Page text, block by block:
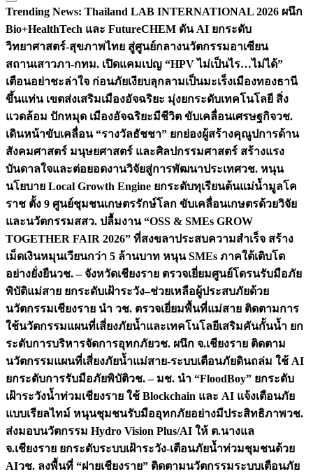
Trending News: Thailand LAB INTERNATIONAL 2026 ผนึก
Bio+HealthTech และ FutureCHEM ดัน AI ยกระดับ
วิทยาศาสตร์-สุขภาพไทย สู่ศูนย์กลางนวัตกรรมอาเซียน
สถานเสาวภา-กทม. เปิดแคมเปญ “HPV ไม่เป็นไร…ไม่ได้”
เตือนอย่าชะล่าใจ ก่อนภัยเงียบลุกลามเป็นมะเร็งเมืองทองธานี
ขึ้นแท่น เขตส่งเสริมเมืองอัจฉริยะ มุ่งยกระดับเทคโนโลยี สิ่ง
แวดล้อม ปักหมุด เมืองอัจฉริยะมีชีวิต ขับเคลื่อนเศรษฐกิจวช.
เดินหน้าขับเคลื่อน “รางวัลธัชชา” ยกย่องผู้สร้างคุณูปการด้าน
สังคมศาสตร์ มนุษยศาสตร์ และศิลปกรรมศาสตร์ สร้างแรง
บันดาลใจและต่อยอดงานวิจัยสู่การพัฒนาประเทศวช. หนุน
นโยบาย Local Growth Engine ยกระดับทุเรียนต้นแม่น้ำมูลโค
ราช ตั้ง 9 ศูนย์ชุมชนเกษตรรักษ์โลก ขับเคลื่อนเกษตรด้วยวิจัย
และนวัตกรรมสสว. ปลื้มงาน “OSS & SMEs GROW
TOGETHER FAIR 2026” ที่สงขลาประสบความสำเร็จ สร้าง
เม็ดเงินหมุนเวียนกว่า 5 ล้านบาท หนุน SMEs ภาคใต้เติบโต
อย่างยั่งยืนวช. – จังหวัดเชียงราย ตรวจเยี่ยมศูนย์โดรนรับมือภัย
พิบัติแม่สาย ยกระดับเฝ้าระวัง–ช่วยเหลือผู้ประสบภัยด้วย
นวัตกรรมเชียงราย นำ วช. ตรวจเยี่ยมพื้นที่แม่สาย ติดตามการ
ใช้นวัตกรรมแผนที่เสี่ยงภัยน้ำและเทคโนโลยีเสริมคันกั้นน้ำ ยก
ระดับการบริหารจัดการอุทกภัยวช. ผนึก จ.เชียงราย ติดตาม
นวัตกรรมแผนที่เสี่ยงภัยน้ำแม่สาย-ระบบเตือนภัยดินถล่ม ใช้ AI
ยกระดับการรับมือภัยพิบัติวช. – มช. นำ “FloodBoy” ยกระดับ
เฝ้าระวังน้ำท่วมเชียงราย ใช้ Blockchain และ AI แจ้งเตือนภัย
แบบเรียลไทม์ หนุนชุมชนรับมืออุทกภัยอย่างมีประสิทธิภาพวช.
ส่งมอบนวัตกรรม Hydro Vision Plus/AI ให้ ต.นางแล
จ.เชียงราย ยกระดับระบบเฝ้าระวัง-เตือนภัยน้ำท่วมชุมชนด้วย
AIวช. ลงพื้นที่ “ฝายเชียงราย” ติดตามนวัตกรรมระบบเตือนภัย